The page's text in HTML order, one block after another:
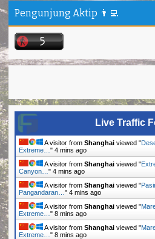
Pengunjung Aktip 👨‍💻
Live Traffic
A visitor from Shanghai viewed "
Extreme… " 4 mins ago
A visitor from Shanghai viewed "
Canyon… " 4 mins ago
A visitor from Shanghai viewed "
Pangandaran… " 4 mins ago
A visitor from Shanghai viewed "
Extreme… " 8 mins ago
A visitor from Shanghai viewed "
Extreme… " 8 mins ago